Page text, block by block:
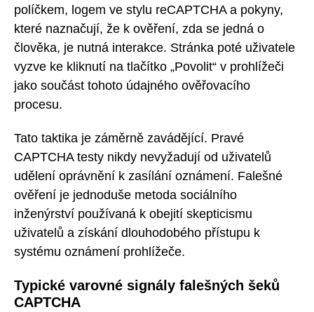
políčkem, logem ve stylu reCAPTCHA a pokyny,
které naznačují, že k ověření, zda se jedná o
člověka, je nutná interakce. Stránka poté uživatele
vyzve ke kliknutí na tlačítko „Povolit“ v prohlížeči
jako součást tohoto údajného ověřovacího
procesu.
Tato taktika je záměrně zavádějící. Pravé
CAPTCHA testy nikdy nevyžadují od uživatelů
udělení oprávnění k zasílání oznámení. Falešné
ověření je jednoduše metoda sociálního
inženýrství používaná k obejití skepticismu
uživatelů a získání dlouhodobého přístupu k
systému oznámení prohlížeče.
Typické varovné signály falešných šeků
CAPTCHA